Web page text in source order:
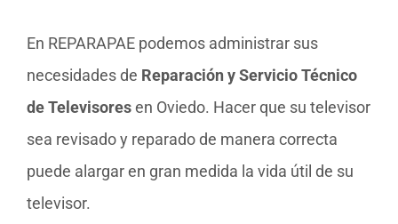
En REPARAPAE podemos administrar sus
necesidades de Reparación y Servicio Técnico
de Televisoresen Oviedo. Hacer que su televisor
sea revisado y reparado de manera correcta
puede alargar en gran medida la vida útil de su
televisor.